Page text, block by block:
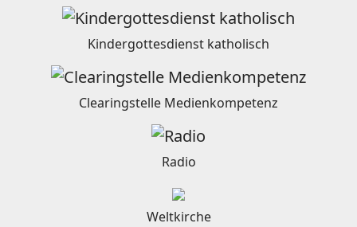
Kindergottesdienst katholisch
Clearingstelle Medienkompetenz
Radio
Weltkirche